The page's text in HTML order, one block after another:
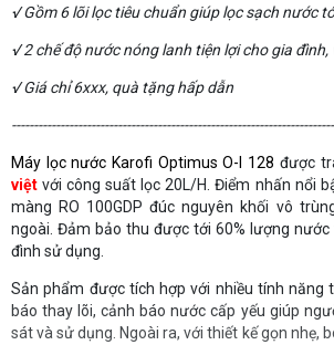
√ Gồm 6 lõi lọc tiêu chuẩn giúp lọc sạch nước
√ 2 chế độ nước nóng lanh tiện lợi cho gia
√ Giá chỉ 6xxx, quà tặng hấp dẫn
Máy lọc nước Karofi Optimus O-I 128 được
việt với công suất lọc 20L/H. Điểm nhấn nổi
màng RO 100GDP đúc nguyên khối vô
ngoài. Đảm bảo thu được tới 60% lượng
đình sử dụng.
Sản phẩm được tích hợp với nhiều tính năng
báo thay lõi, cảnh báo nước cấp yếu giúp
sát và sử dụng. Ngoài ra, với thiết kế gọn nhẹ,